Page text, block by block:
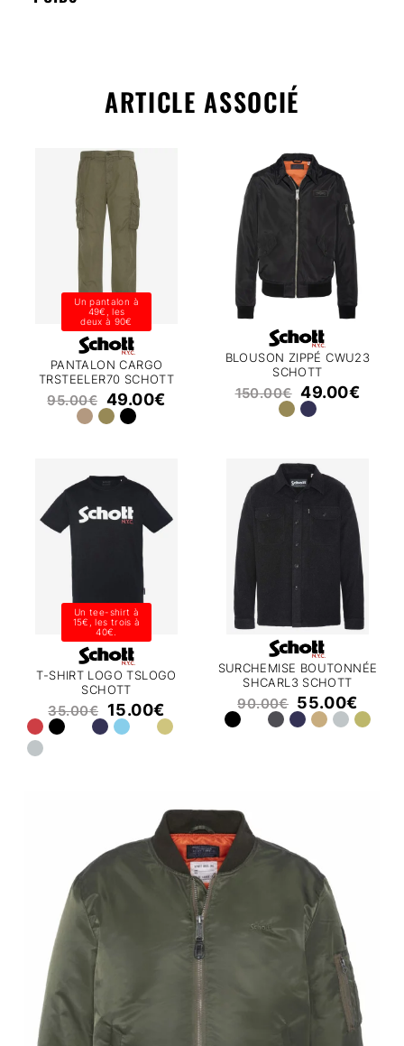
ARTICLE ASSOCIÉ
Un pantalon à
49€, les
deux à 90€
PANTALON CARGO
TRSTEELER70 SCHOTT
95.00€ 49.00€
BLOUSON ZIPPÉ CWU23
SCHOTT
150.00€ 49.00€
Un tee-shirt à
15€, les trois à
40€.
T-SHIRT LOGO TSLOGO
SCHOTT
35.00€ 15.00€
SURCHEMISE BOUTONNÉE
SHCARL3 SCHOTT
90.00€ 55.00€